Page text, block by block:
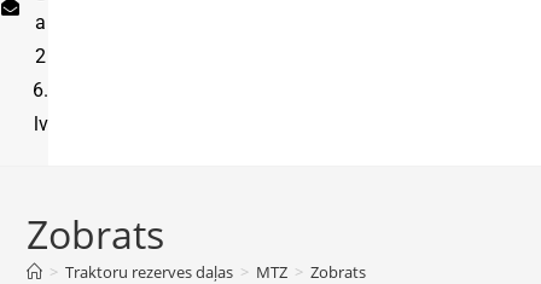
a
2
6.
lv
Zobrats
> Traktoru rezerves daļas > MTZ > Zobrats